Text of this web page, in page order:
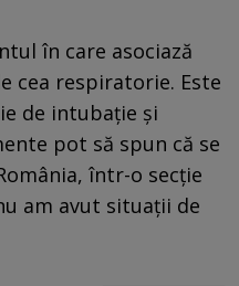
în care asociază
cea respiratorie. Este
de intubație și
pot să spun că se
într-o secție
am avut situații de